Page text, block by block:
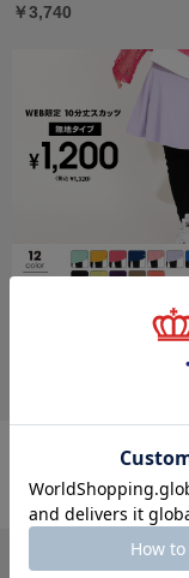
￥3,740
6/19一部再販 【メール便】一部